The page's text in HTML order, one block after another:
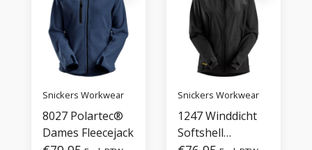
Snickers Workwear
8027 Polartec®
Dames Fleecejack
Snickers Workwear
1247 Winddicht
Softshell